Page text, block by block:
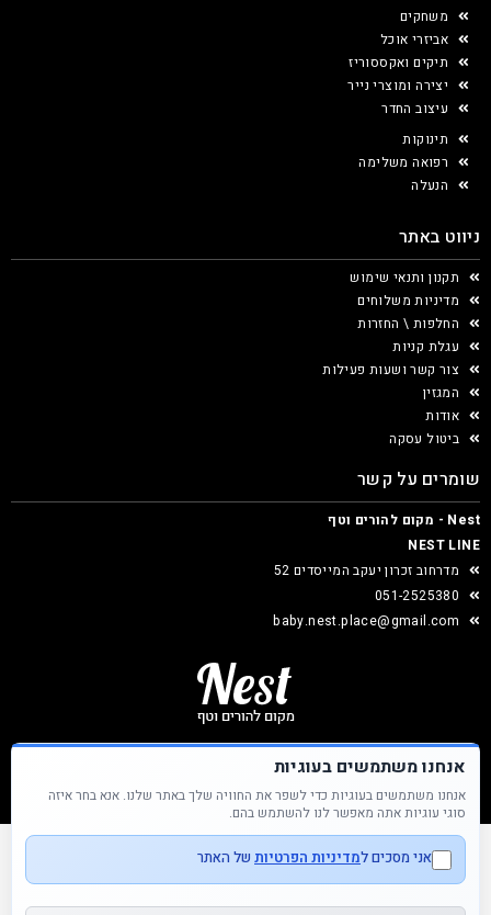
משחקים
אביזרי אוכל
תיקים ואקססוריז
יצירה ומוצרי נייר
עיצוב החדר
תינוקות
רפואה משלימה
הנעלה
ניווט באתר
תקנון ותנאי שימוש
מדיניות משלוחים
החלפות \ החזרות
עגלת קניות
צור קשר ושעות פעילות
המגזין
אודות
ביטול עסקה
שומרים על קשר
Nest - מקום להורים וטף
NEST LINE
מדרחוב זכרון יעקב המייסדים 52
051-2525380
baby.nest.place@gmail.com
Nest &copy כל הזכויות שמורות
אנחנו משתמשים בעוגיות
אנחנו משתמשים בעוגיות כדי לשפר את החוויה שלך באתר שלנו. אנא בחר איזה
סוגי עוגיות אתה מאפשר לנו להשתמש בהם.
אני מסכים למדיניות הפרטיות של האתר